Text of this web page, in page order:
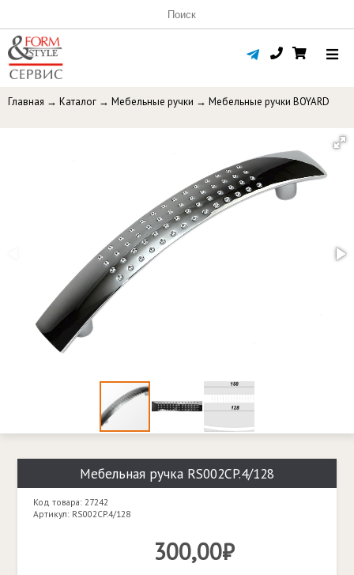
Главная → Каталог → Мебельные ручки → Мебельные ручки BOYARD
Мебельная ручка RS002CP.4/128
Код товара: 27242
Артикул: RS002CP.4/128
300,00₽